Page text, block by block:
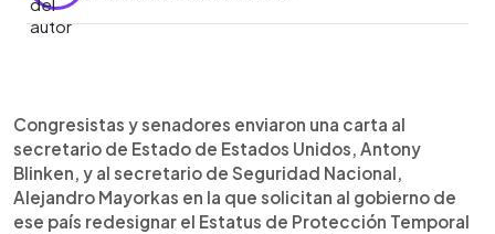
Escuchar artículo
Congresistas y senadores enviaron una carta al
secretario de Estado de Estados Unidos, Antony
Blinken, y al secretario de Seguridad Nacional,
Alejandro Mayorkas en la que solicitan al gobierno de
ese país redesignar el Estatus de Protección Temporal